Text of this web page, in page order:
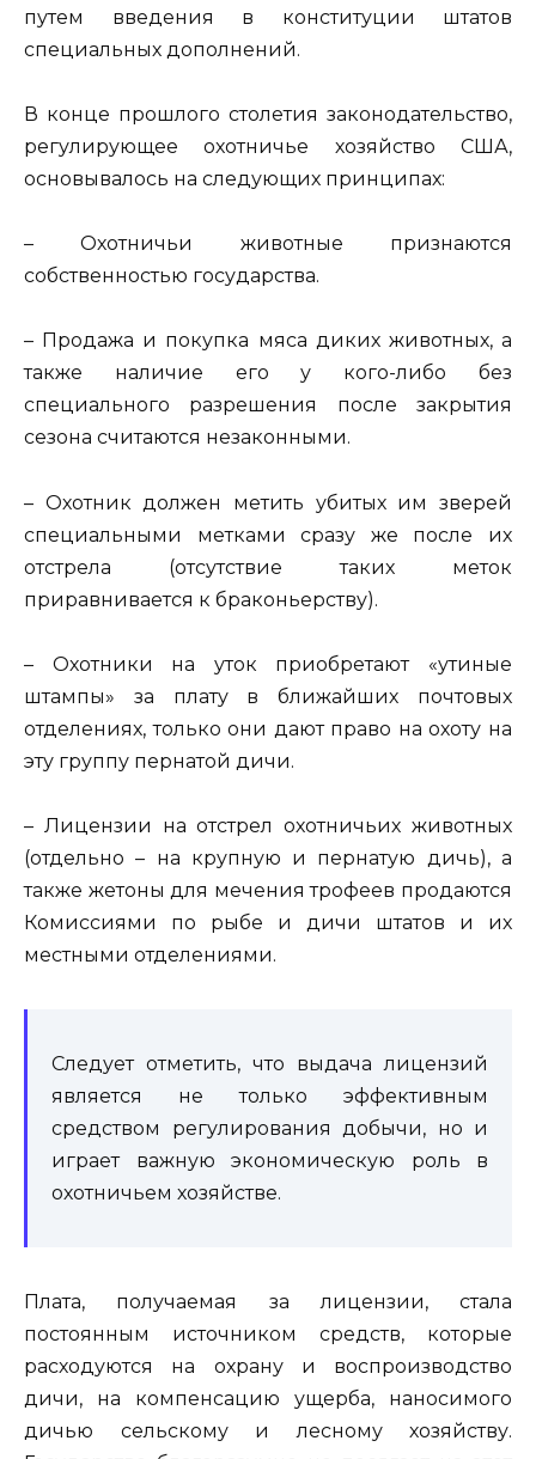
путем введения в конституции штатов
специальных дополнений.
В конце прошлого столетия законодательство,
регулирующее охотничье хозяйство США,
основывалось на следующих принципах:
– Охотничьи животные признаются
собственностью государства.
– Продажа и покупка мяса диких животных, а
также наличие его у кого-либо без
специального разрешения после закрытия
сезона считаются незаконными.
– Охотник должен метить убитых им зверей
специальными метками сразу же после их
отстрела (отсутствие таких меток
приравнивается к браконьерству).
– Охотники на уток приобретают «утиные
штампы» за плату в ближайших почтовых
отделениях, только они дают право на охоту на
эту группу пернатой дичи.
– Лицензии на отстрел охотничьих животных
(отдельно – на крупную и пернатую дичь), а
также жетоны для мечения трофеев продаются
Комиссиями по рыбе и дичи штатов и их
местными отделениями.
Следует отметить, что выдача лицензий
является не только эффективным
средством регулирования добычи, но и
играет важную экономическую роль в
охотничьем хозяйстве.
Плата, получаемая за лицензии, стала
постоянным источником средств, которые
расходуются на охрану и воспроизводство
дичи, на компенсацию ущерба, наносимого
дичью сельскому и лесному хозяйству.